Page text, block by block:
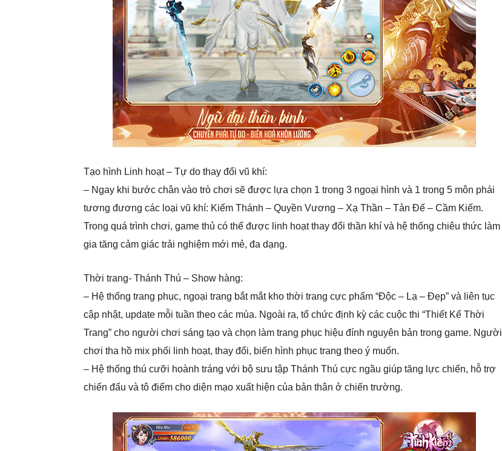
Tạo hình Linh hoạt – Tự do thay đổi vũ khí:
– Ngay khi bước chân vào trò chơi sẽ được lựa chọn 1 trong 3 ngoại hình và 1 trong 5 môn phái
tương đương các loại vũ khí: Kiếm Thánh – Quyền Vương – Xạ Thần – Tản Đế – Cầm Kiếm.
Trong quá trình chơi, game thủ có thể được linh hoạt thay đổi thần khí và hệ thống chiêu thức làm
gia tăng cảm giác trải nghiệm mới mẻ, đa dạng.
Thời trang- Thánh Thú – Show hàng:
– Hệ thống trang phục, ngoại trang bắt mắt kho thời trang cực phẩm “Độc – Lạ – Đẹp” và liên tục
cập nhật, update mỗi tuần theo các mùa. Ngoài ra, tổ chức định kỳ các cuộc thi “Thiết Kế Thời
Trang” cho người chơi sáng tạo và chọn làm trang phục hiệu đính nguyên bản trong game. Người
chơi tha hồ mix phối linh hoạt, thay đổi, biến hình phục trang theo ý muốn.
– Hệ thống thú cưỡi hoành tráng với bộ sưu tập Thánh Thú cực ngầu giúp tăng lực chiến, hỗ trợ
chiến đấu và tô điểm cho diện mạo xuất hiện của bản thân ở chiến trường.